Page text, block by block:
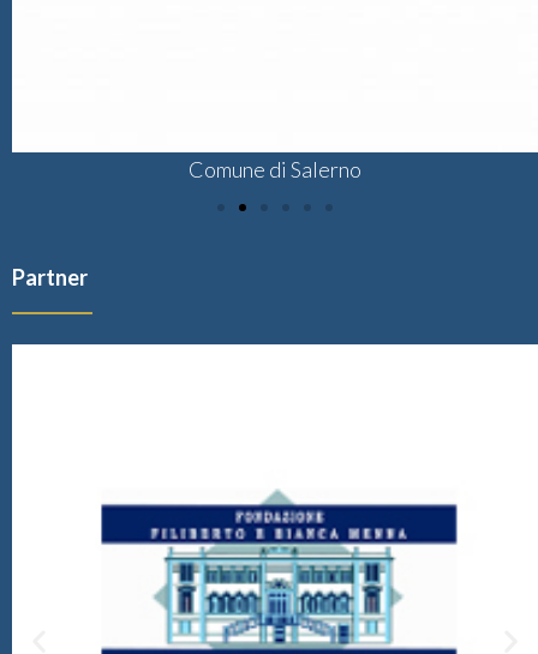
Comune di Salerno
Partner